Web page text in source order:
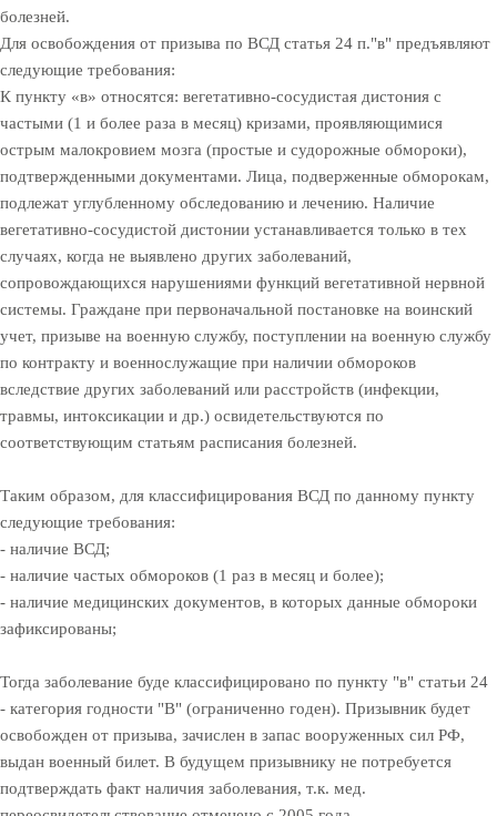
болезней.
Для освобождения от призыва по ВСД статья 24 п."в" предъявляют
следующие требования:
К пункту «в» относятся: вегетативно-сосудистая дистония с
частыми (1 и более раза в месяц) кризами, проявляющимися
острым малокровием мозга (простые и судорожные обмороки),
подтвержденными документами. Лица, подверженные обморокам,
подлежат углубленному обследованию и лечению. Наличие
вегетативно-сосудистой дистонии устанавливается только в тех
случаях, когда не выявлено других заболеваний,
сопровождающихся нарушениями функций вегетативной нервной
системы. Граждане при первоначальной постановке на воинский
учет, призыве на военную службу, поступлении на военную службу
по контракту и военнослужащие при наличии обмороков
вследствие других заболеваний или расстройств (инфекции,
травмы, интоксикации и др.) освидетельствуются по
соответствующим статьям расписания болезней.
Таким образом, для классифицирования ВСД по данному пункту
следующие требования:
- наличие ВСД;
- наличие частых обмороков (1 раз в месяц и более);
- наличие медицинских документов, в которых данные обмороки
зафиксированы;
Тогда заболевание буде классифицировано по пункту "в" статьи 24
- категория годности "В" (ограниченно годен). Призывник будет
освобожден от призыва, зачислен в запас вооруженных сил РФ,
выдан военный билет. В будущем призывнику не потребуется
подтверждать факт наличия заболевания, т.к. мед.